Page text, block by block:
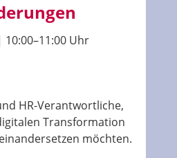
Uhr
HR-Verantwortliche,
Transformation
möchten.